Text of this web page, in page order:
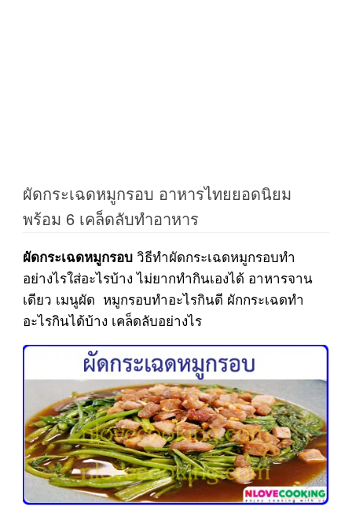
ผัดกระเฉดหมูกรอบ อาหารไทยยอดนิยม
พร้อม 6 เคล็ดลับทำอาหาร
ผัดกระเฉดหมูกรอบวิธีทำผัดกระเฉดหมูกรอบทำ
อย่างไรใส่อะไรบ้าง ไม่ยากทำกินเองได้ อาหารจาน
เดียว เมนูผัด หมูกรอบทำอะไรกินดี ผักกระเฉดทำ
อะไรกินได้บ้าง เคล็ดลับอย่างไร